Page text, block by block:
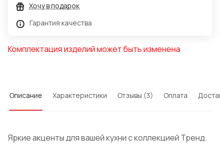
Хочу в подарок
Гарантия качества
Комплектация изделий может быть изменена
Описание Характеристики Отзывы (3) Оплата
Яркие акценты для вашей кухни с коллекцией Тренд.